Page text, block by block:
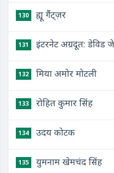
130 ह्यू गैंट्ज़र
131 इंटरनेट अग्रदूत: डेविड
132 मिया अमोर मोटली
133 रोहित कुमार सिंह
134 उदय कोटक
135 युमनाम खेमचंद सिंह